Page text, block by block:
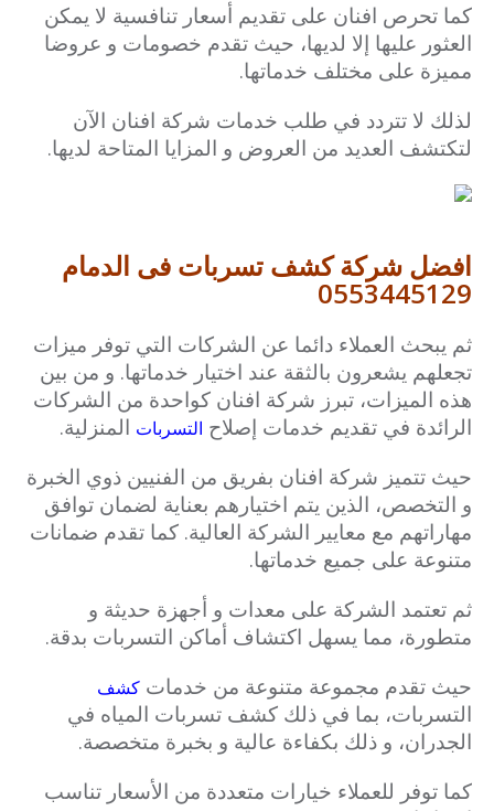
كما تحرص افنان على تقديم أسعار تنافسية لا يمكن
العثور عليها إلا لديها، حيث تقدم خصومات و عروضا
مميزة على مختلف خدماتها.
لذلك لا تتردد في طلب خدمات شركة افنان الآن
لتكتشف العديد من العروض و المزايا المتاحة لديها.
افضل شركة كشف تسربات فى الدمام
0553445129
ثم يبحث العملاء دائما عن الشركات التي توفر ميزات
تجعلهم يشعرون بالثقة عند اختيار خدماتها. و من بين
هذه الميزات، تبرز شركة افنان كواحدة من الشركات
الرائدة في تقديم خدمات إصلاح التسربات المنزلية.
حيث تتميز شركة افنان بفريق من الفنيين ذوي الخبرة
و التخصص، الذين يتم اختيارهم بعناية لضمان توافق
مهاراتهم مع معايير الشركة العالية. كما تقدم ضمانات
متنوعة على جميع خدماتها.
ثم تعتمد الشركة على معدات و أجهزة حديثة و
متطورة، مما يسهل اكتشاف أماكن التسربات بدقة.
حيث تقدم مجموعة متنوعة من خدمات كشف
التسربات، بما في ذلك كشف تسربات المياه في
الجدران، و ذلك بكفاءة عالية و بخبرة متخصصة.
كما توفر للعملاء خيارات متعددة من الأسعار تناسب